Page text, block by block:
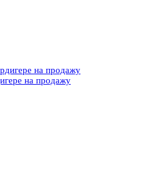
на продажу